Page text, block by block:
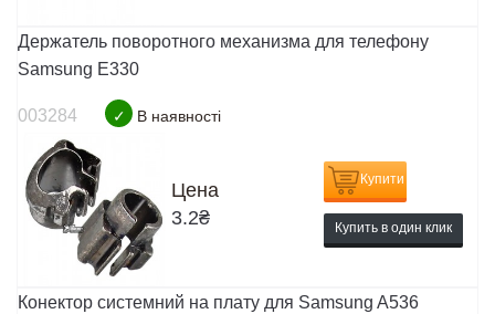
Держатель поворотного механизма для телефону
Samsung E330
003284 ✓ В наявності
Цена
3.2₴
Купити
Купить в один клик
Конектор системний на плату для Samsung A536